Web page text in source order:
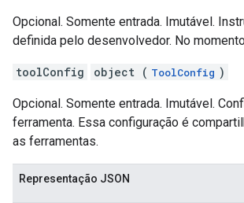
Opcional. Somente entrada. Imutável.
definida pelo desenvolvedor. No
toolConfig object ( ToolConfig )
Opcional. Somente entrada. Imutável.
ferramenta. Essa configuração é
as ferramentas.
Representação JSON